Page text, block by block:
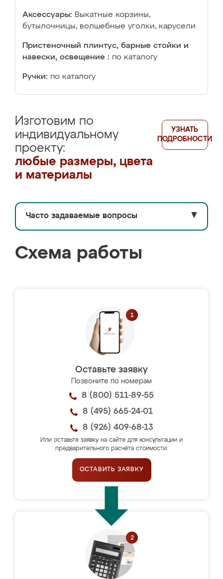
Аксессуары: Выкатные корзины,
бутылочницы, волшебные уголки, карусели
Пристеночный плинтус, барные стойки и
навески, освещение : по каталогу
Ручки: по каталогу
Изготовим по
индивидуальному
проекту:
любые размеры, цвета
и материалы
УЗНАТЬ
ПОДРОБНОСТИ
Часто задаваемые вопросы ▼
Схема работы
Оставьте заявку
Позвоните по номерам
8 (800) 511-89-55
8 (495) 665-24-01
8 (926) 409-68-13
Или оставьте заявку на сайте для консультации и
предварительного расчёта стоимости.
ОСТАВИТЬ ЗАЯВКУ